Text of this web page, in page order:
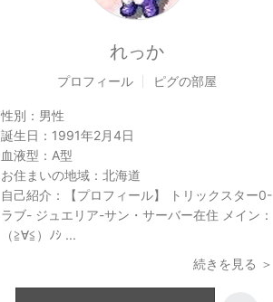
れっか
プロフィール ピグの部屋
性別： 男性
誕生日： 1991年2月4日
血液型： A型
お住まいの地域： 北海道
自己紹介：
【プロフィール】 トリックスター0-
ラブ- ジュエリア-サン・サーバー在住 メイン：
（≧∀≦）ﾉｼ ...
続きを見る ＞